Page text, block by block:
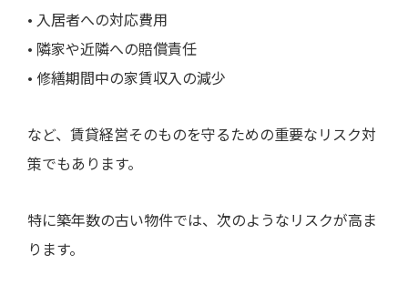
• 入居者への対応費用
• 隣家や近隣への賠償責任
• 修繕期間中の家賃収入の減少
など、賃貸経営そのものを守るための重要なリスク対
策でもあります。
特に築年数の古い物件では、次のようなリスクが高ま
ります。